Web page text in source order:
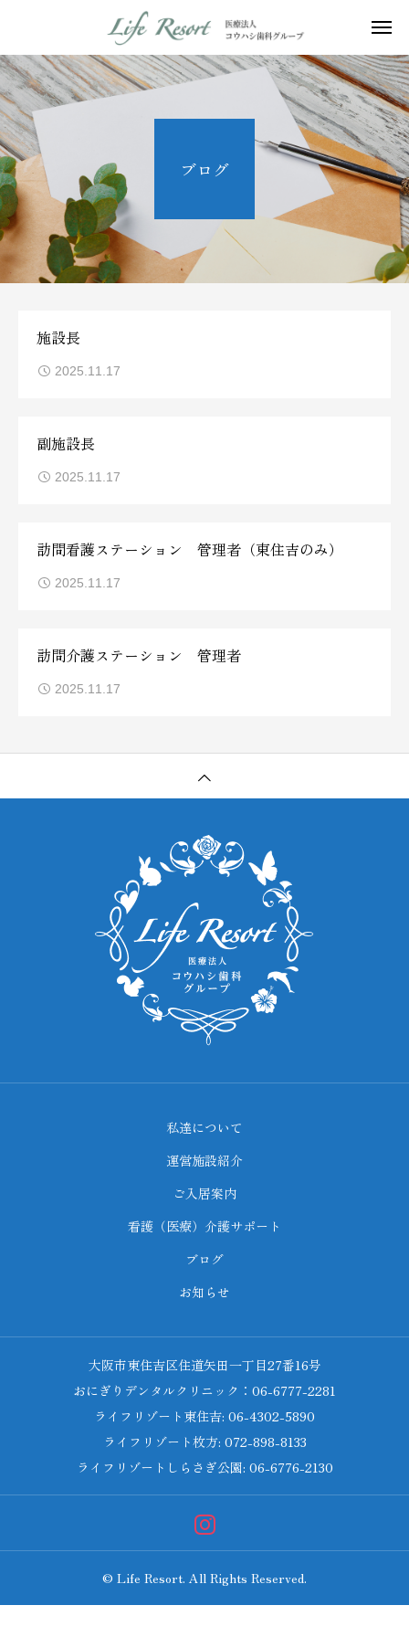
ブログ
施設長
2025.11.17
副施設長
2025.11.17
訪問看護ステーション 管理者（東住吉のみ）
2025.11.17
訪問介護ステーション 管理者
2025.11.17
私達について
運営施設紹介
ご入居案内
看護（医療）介護サポート
ブログ
お知らせ
大阪市東住吉区住道矢田一丁目27番16号
おにぎりデンタルクリニック：06-6777-2281
ライフリゾート東住吉: 06-4302-5890
ライフリゾート枚方: 072-898-8133
ライフリゾートしらさぎ公園: 06-6776-2130
© Life Resort. All Rights Reserved.